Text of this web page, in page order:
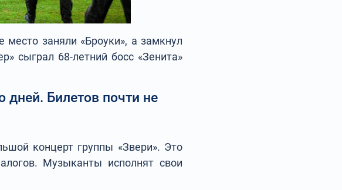
заняли «Броуки», а замкнул
сыграл 68-летний босс «Зенита»
дней. Билетов почти не
концерт группы «Звери». Это
Музыканты исполнят свои